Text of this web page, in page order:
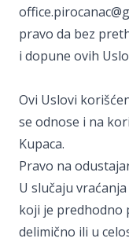
pravo da bez
i dopune ovih
Ovi Uslovi
se odnose i na
Kupaca.
Pravo na
U slučaju
koji je predhodno
delimično ili u